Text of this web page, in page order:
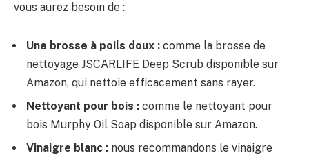
vous aurez besoin de :
Une brosse à poils doux : comme la brosse de
nettoyage JSCARLIFE Deep Scrub disponible sur
Amazon, qui nettoie efficacement sans rayer.
Nettoyant pour bois : comme le nettoyant pour
bois Murphy Oil Soap disponible sur Amazon.
Vinaigre blanc : nous recommandons le vinaigre